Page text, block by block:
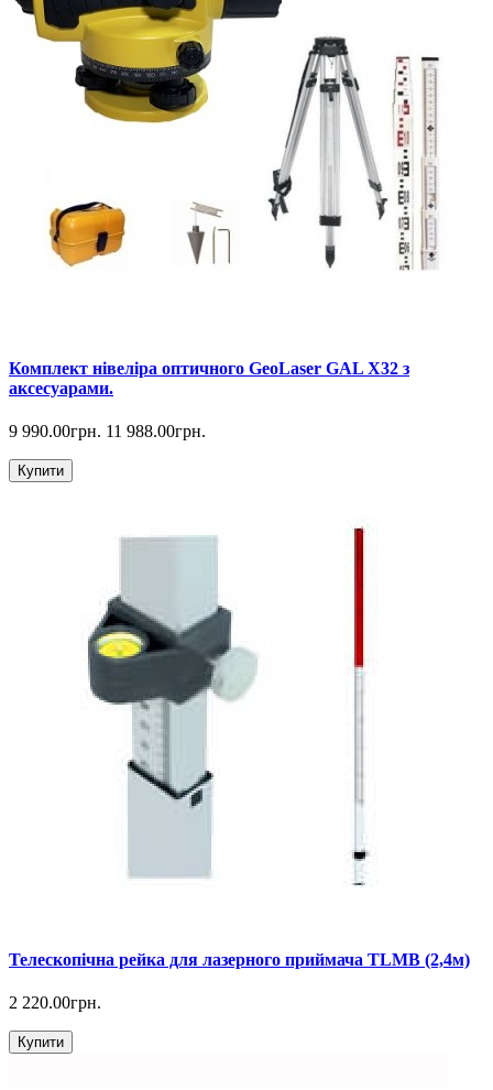
Комплект нівеліра оптичного GeoLaser GAL Х32 з
аксесуарами.
9 990.00грн. 11 988.00грн.
Купити
Телескопічна рейка для лазерного приймача TLMB (2,4м)
2 220.00грн.
Купити